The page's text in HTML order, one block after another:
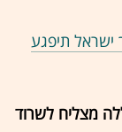
ישראל תיפגע
מצליח לשרוד